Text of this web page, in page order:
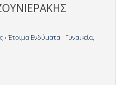
› Έτοιμα Ενδύματα - Γυναικεία,